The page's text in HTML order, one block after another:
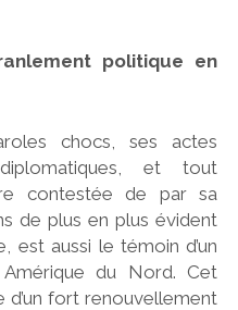
politique en
chocs, ses actes
et tout
contestée de par sa
de plus en plus évident
est aussi le témoin d’un
du Nord. Cet
d’un fort renouvellement